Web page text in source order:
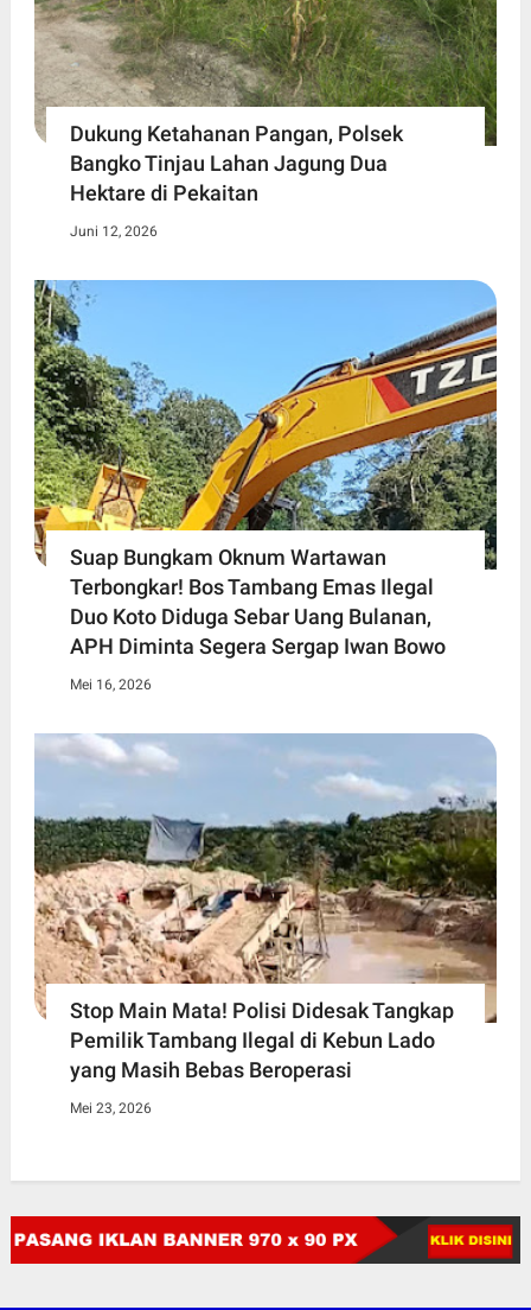
Dukung Ketahanan Pangan, Polsek
Bangko Tinjau Lahan Jagung Dua
Hektare di Pekaitan
Juni 12, 2026
Suap Bungkam Oknum Wartawan
Terbongkar! Bos Tambang Emas Ilegal
Duo Koto Diduga Sebar Uang Bulanan,
APH Diminta Segera Sergap Iwan Bowo
Mei 16, 2026
Stop Main Mata! Polisi Didesak Tangkap
Pemilik Tambang Ilegal di Kebun Lado
yang Masih Bebas Beroperasi
Mei 23, 2026